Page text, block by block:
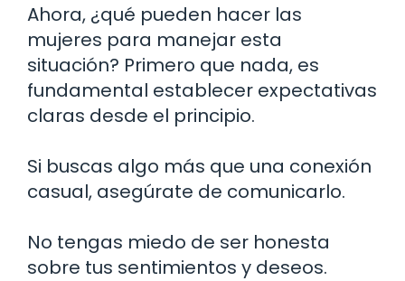
Ahora, ¿qué pueden hacer las
mujeres para manejar esta
situación? Primero que nada, es
fundamental establecer expectativas
claras desde el principio.
Si buscas algo más que una conexión
casual, asegúrate de comunicarlo.
No tengas miedo de ser honesta
sobre tus sentimientos y deseos.